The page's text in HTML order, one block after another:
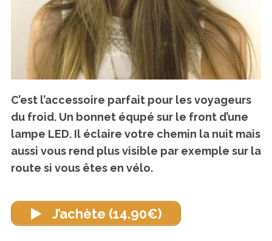
C’est l’accessoire parfait pour les voyageurs
du froid. Un bonnet équpé sur le front d’une
lampe LED. Il éclaire votre chemin la nuit mais
aussi vous rend plus visible par exemple sur la
route si vous êtes en vélo.
J’achète (14.90€)
S
e
c